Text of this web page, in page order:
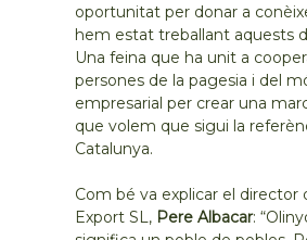
oportunitat per donar a
hem estat treballant aquests
Una feina que ha unit a
persones de la pagesia i del
empresarial per crear una
que volem que sigui la
Catalunya.
Com bé va explicar el director
Export SL, Pere Albacar: